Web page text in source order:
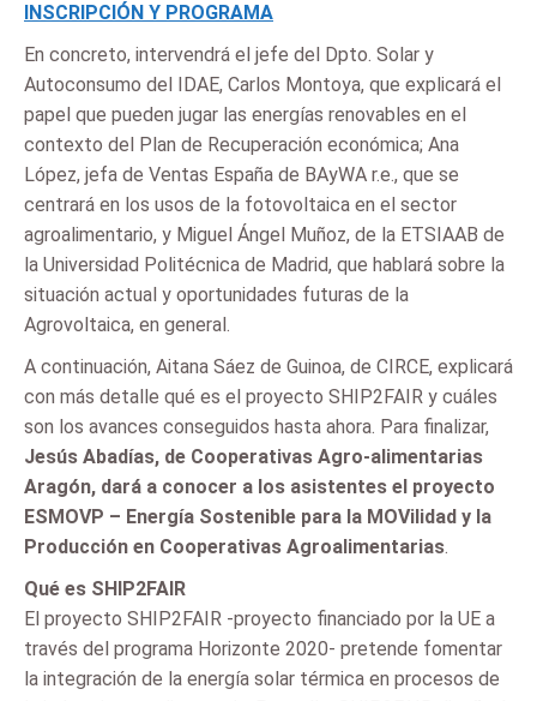
INSCRIPCIÓN Y PROGRAMA
En concreto, intervendrá el jefe del Dpto. Solar y
Autoconsumo del IDAE, Carlos Montoya, que explicará el
papel que pueden jugar las energías renovables en el
contexto del Plan de Recuperación económica; Ana
López, jefa de Ventas España de BAyWA r.e., que se
centrará en los usos de la fotovoltaica en el sector
agroalimentario, y Miguel Ángel Muñoz, de la ETSIAAB de
la Universidad Politécnica de Madrid, que hablará sobre la
situación actual y oportunidades futuras de la
Agrovoltaica, en general.
A continuación, Aitana Sáez de Guinoa, de CIRCE, explicará
con más detalle qué es el proyecto SHIP2FAIR y cuáles
son los avances conseguidos hasta ahora. Para finalizar,
Jesús Abadías, de Cooperativas Agro-alimentarias
Aragón, dará a conocer a los asistentes el proyecto
ESMOVP – Energía Sostenible para la MOVilidad y la
Producción en Cooperativas Agroalimentarias.
Qué es SHIP2FAIR
El proyecto SHIP2FAIR -proyecto financiado por la UE a
través del programa Horizonte 2020- pretende fomentar
la integración de la energía solar térmica en procesos de